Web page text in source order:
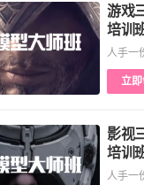
游戏
培训
人手一
立即
影视
培训
人手一